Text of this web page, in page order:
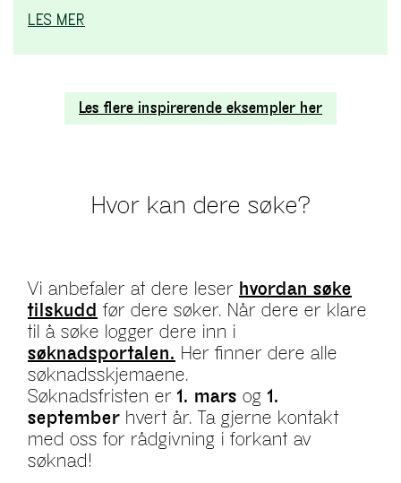
LES MER
Les flere inspirerende eksempler her
Hvor kan dere søke?
Vi anbefaler at dere leser hvordan søke
tilskudd før dere søker. Når dere er klare
til å søke logger dere inn i
søknadsportalen. Her finner dere alle
søknadsskjemaene.
Søknadsfristen er 1. mars og 1.
september hvert år. Ta gjerne kontakt
med oss for rådgivning i forkant av
søknad!